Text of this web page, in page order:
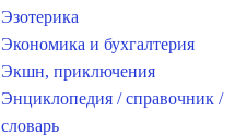
Эзотерика
Экономика и бухгалтерия
Экшн, приключения
Энциклопедия / справочник /
словарь